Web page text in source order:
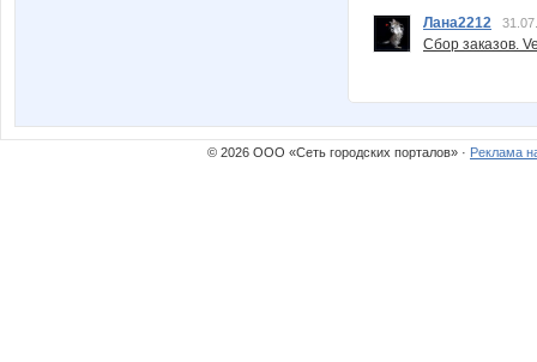
Лана2212
Сбор заказов.
© 2026 ООО «Сеть городских порталов» · Реклама